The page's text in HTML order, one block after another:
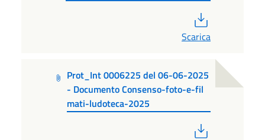
Scarica
Prot_Int 0006225 del 06-06-2025
- Documento Consenso-foto-e-fil
mati-ludoteca-2025